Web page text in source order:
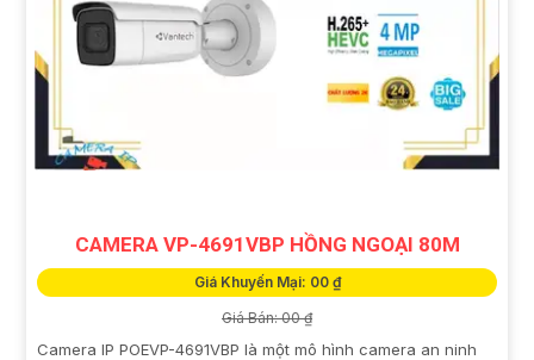
CAMERA VP-4691VBP HỒNG NGOẠI 80M
Giá Khuyến Mại: 00 ₫
Giá Bán: 00 ₫
Camera IP POEVP-4691VBP là một mô hình camera an ninh